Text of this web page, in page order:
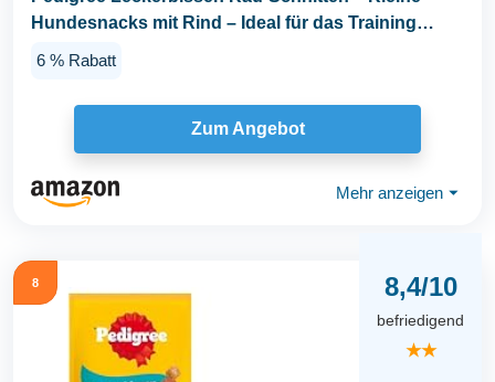
Hundesnacks mit Rind – Ideal für das Training
6 % Rabatt
Zum Angebot
Mehr anzeigen ⏷
8 8,4/10
befriedigend
★★